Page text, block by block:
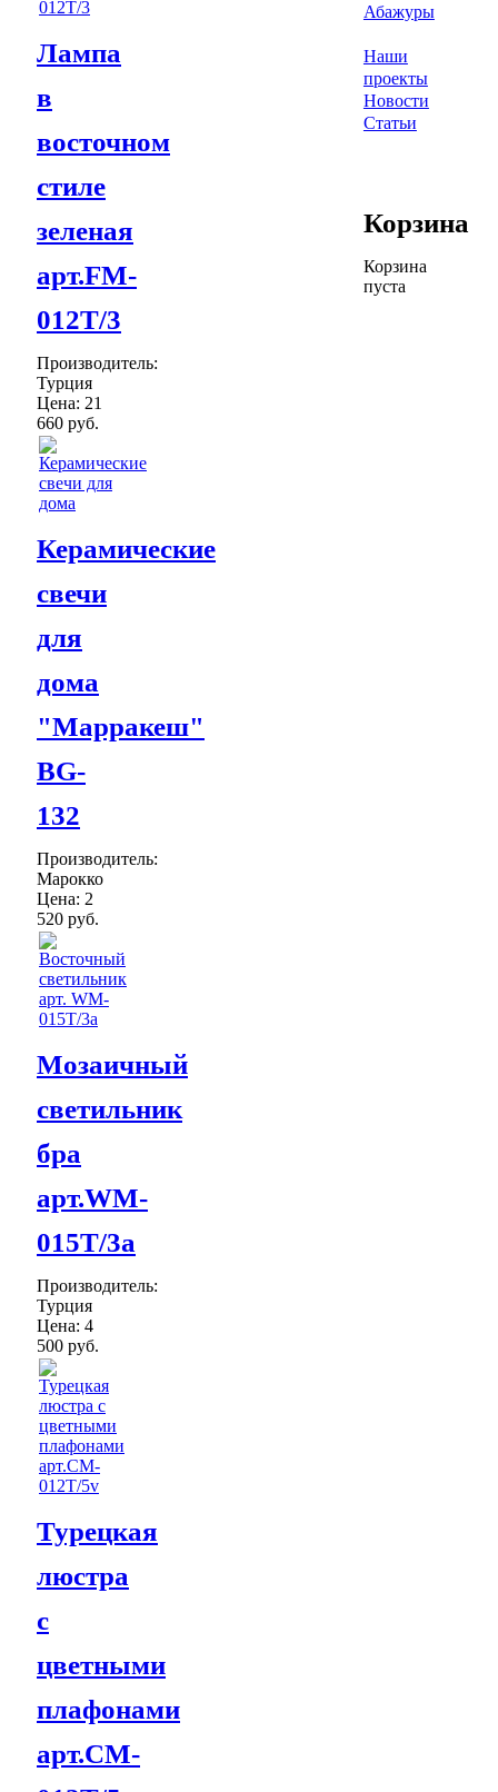
Лампа
в
восточном
стиле
зеленая
арт.FM-
012Т/3
Производитель:
Турция
Цена: 21
660 руб.
Керамические
свечи
для
дома
"Марракеш"
BG-
132
Производитель:
Марокко
Цена: 2
520 руб.
Мозаичный
светильник
бра
арт.WM-
015T/3а
Производитель:
Турция
Цена: 4
500 руб.
Турецкая
люстра
с
цветными
плафонами
арт.CM-
Абажуры
Наши
проекты
Новости
Статьи
Корзина
Корзина
пуста